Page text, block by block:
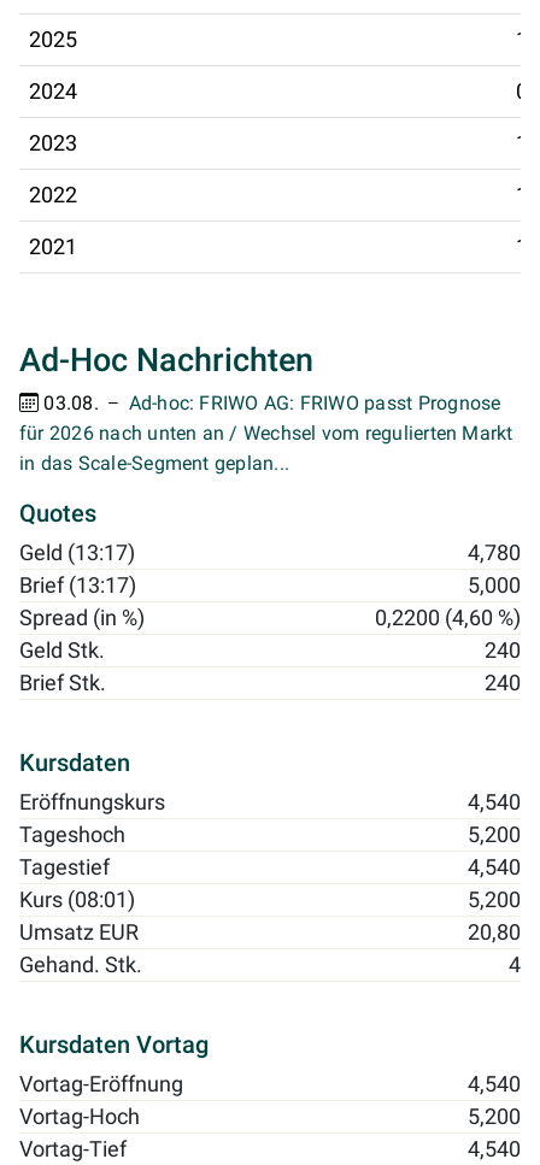
2025
2024
2023
2022
2021
Ad-Hoc Nachrichten
03.08.
Ad-hoc: FRIWO AG: FRIWO passt Prognose
für 2026 nach unten an / Wechsel vom regulierten Markt
in das Scale-Segment geplan...
Quotes
Geld (13:17)
4,780
Brief (13:17)
5,000
Spread (in %)
0,2200 (4,60 %)
Geld Stk.
240
Brief Stk.
240
Kursdaten
Eröffnungskurs
4,540
Tageshoch
5,200
Tagestief
4,540
Kurs (08:01)
5,200
Umsatz EUR
20,80
Gehand. Stk.
4
Kursdaten Vortag
Vortag-Eröffnung
4,540
Vortag-Hoch
5,200
Vortag-Tief
4,540